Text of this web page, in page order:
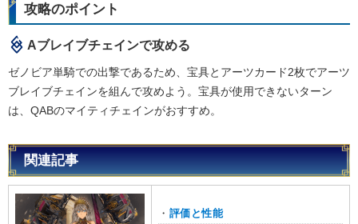
攻略のポイント
Aブレイブチェインで攻める
ゼノビア単騎での出撃であるため、宝具とアーツカード2枚でアーツ
ブレイブチェインを組んで攻めよう。宝具が使用できないターン
は、QABのマイティチェインがおすすめ。
関連記事
・ 評価と性能